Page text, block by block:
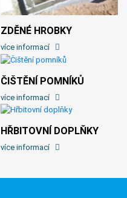
ZDĚNÉ HROBKY
více informací
ČIŠTĚNÍ POMNÍKŮ
více informací
HŘBITOVNÍ DOPLŇKY
více informací